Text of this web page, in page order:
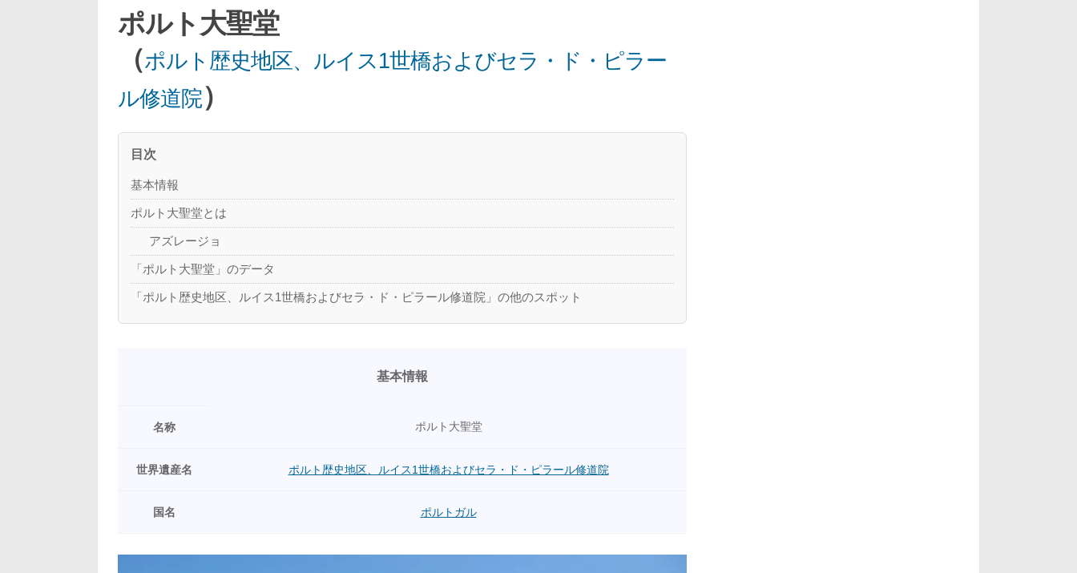
ポルト大聖堂
（ポルト歴史地区、ルイス1世橋およびセラ・ド・ピラー
ル修道院）
目次
基本情報
ポルト大聖堂とは
アズレージョ
「ポルト大聖堂」のデータ
「ポルト歴史地区、ルイス1世橋およびセラ・ド・ピラール修道院」の他のスポット
基本情報
名称 ポルト大聖堂
世界遺産名 ポルト歴史地区、ルイス1世橋およびセラ・ド・ピラール修道院
国名 ポルトガル